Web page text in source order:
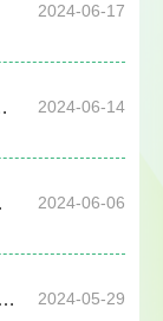
2024-06-17
2024-06-14
2024-06-06
2024-05-29